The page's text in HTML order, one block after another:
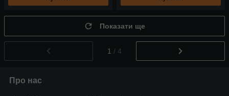
Показати ще
1 / 4
Про нас